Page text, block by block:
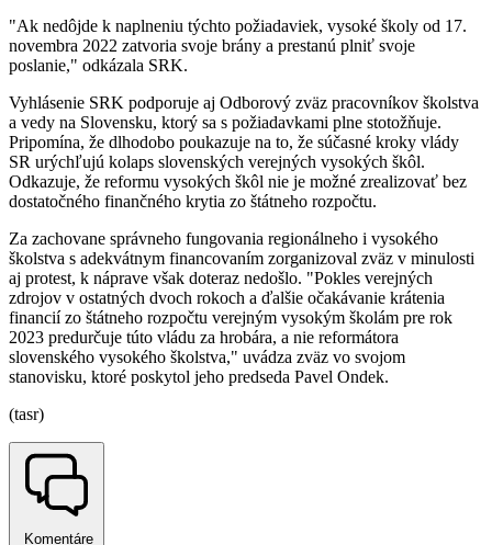
"Ak nedôjde k naplneniu týchto požiadaviek, vysoké školy od 17.
novembra 2022 zatvoria svoje brány a prestanú plniť svoje
poslanie," odkázala SRK.
Vyhlásenie SRK podporuje aj Odborový zväz pracovníkov školstva
a vedy na Slovensku, ktorý sa s požiadavkami plne stotožňuje.
Pripomína, že dlhodobo poukazuje na to, že súčasné kroky vlády
SR urýchľujú kolaps slovenských verejných vysokých škôl.
Odkazuje, že reformu vysokých škôl nie je možné zrealizovať bez
dostatočného finančného krytia zo štátneho rozpočtu.
Za zachovane správneho fungovania regionálneho i vysokého
školstva s adekvátnym financovaním zorganizoval zväz v minulosti
aj protest, k náprave však doteraz nedošlo. "Pokles verejných
zdrojov v ostatných dvoch rokoch a ďalšie očakávanie krátenia
financií zo štátneho rozpočtu verejným vysokým školám pre rok
2023 predurčuje túto vládu za hrobára, a nie reformátora
slovenského vysokého školstva," uvádza zväz vo svojom
stanovisku, ktoré poskytol jeho predseda Pavel Ondek.
(tasr)
Komentáre